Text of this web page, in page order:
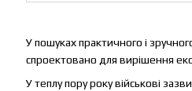
У пошуках практичного і
спроектовано для вирішення
У теплу пору року військові